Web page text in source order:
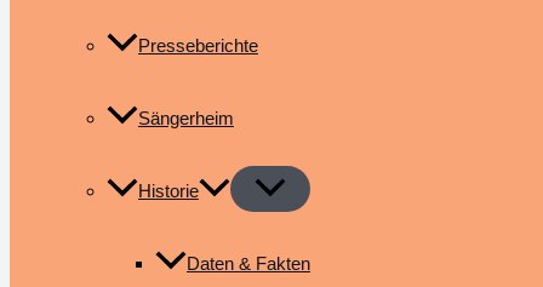
Presseberichte
Sängerheim
Historie
Daten & Fakten